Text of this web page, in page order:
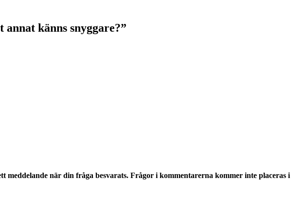
känns snyggare?”
meddelande när din fråga besvarats. Frågor i kommentarerna kommer inte placeras i